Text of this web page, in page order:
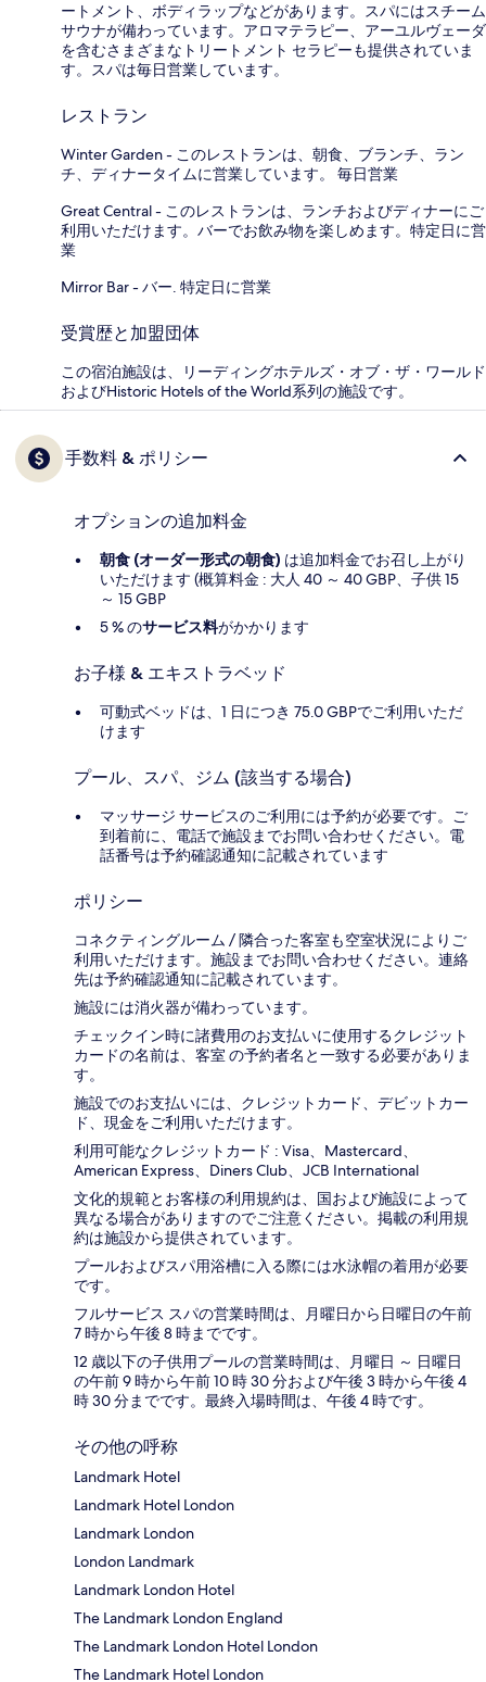
ートメント、ボディラップなどがあります。スパにはスチーム
サウナが備わっています。アロマテラピー、アーユルヴェーダ
を含むさまざまなトリートメント セラピーも提供されていま
す。スパは毎日営業しています。
レストラン
Winter Garden - このレストランは、朝食、ブランチ、ラン
チ、ディナータイムに営業しています。 毎日営業
Great Central - このレストランは、ランチおよびディナーにご
利用いただけます。バーでお飲み物を楽しめます。特定日に営
業
Mirror Bar - バー. 特定日に営業
受賞歴と加盟団体
この宿泊施設は、リーディングホテルズ・オブ・ザ・ワールド
およびHistoric Hotels of the World系列の施設です。
手数料 & ポリシー
オプションの追加料金
朝食 (オーダー形式の朝食) は追加料金でお召し上がり
いただけます (概算料金 : 大人 40 ～ 40 GBP、子供 15
～ 15 GBP
5 % のサービス料がかかります
お子様 & エキストラベッド
可動式ベッドは、1 日につき 75.0 GBPでご利用いただ
けます
プール、スパ、ジム (該当する場合)
マッサージ サービスのご利用には予約が必要です。ご
到着前に、電話で施設までお問い合わせください。電
話番号は予約確認通知に記載されています
ポリシー
コネクティングルーム / 隣合った客室も空室状況によりご
利用いただけます。施設までお問い合わせください。連絡
先は予約確認通知に記載されています。
施設には消火器が備わっています。
チェックイン時に諸費用のお支払いに使用するクレジット
カードの名前は、客室 の予約者名と一致する必要がありま
す。
施設でのお支払いには、クレジットカード、デビットカー
ド、現金をご利用いただけます。
利用可能なクレジットカード : Visa、Mastercard、
American Express、Diners Club、JCB International
文化的規範とお客様の利用規約は、国および施設によって
異なる場合がありますのでご注意ください。掲載の利用規
約は施設から提供されています。
プールおよびスパ用浴槽に入る際には水泳帽の着用が必要
です。
フルサービス スパの営業時間は、月曜日から日曜日の午前
7 時から午後 8 時までです。
12 歳以下の子供用プールの営業時間は、月曜日 ～ 日曜日
の午前 9 時から午前 10 時 30 分および午後 3 時から午後 4
時 30 分までです。最終入場時間は、午後 4 時です。
その他の呼称
Landmark Hotel
Landmark Hotel London
Landmark London
London Landmark
Landmark London Hotel
The Landmark London England
The Landmark London Hotel London
The Landmark Hotel London